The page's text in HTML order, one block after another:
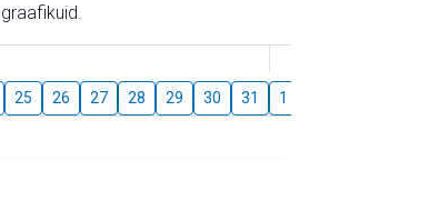
25 26 27 28 29 30 31 1